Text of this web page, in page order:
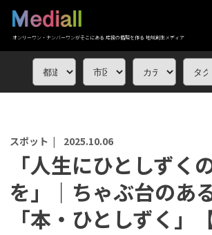
オンリーワン・ナンバーワンがそこにある 応援の循環を作る 地域創生メディア
スポット | 2025.10.06
「人生にひとしずく
を」｜ちゃぶ台のあ
「本・ひとしずく」